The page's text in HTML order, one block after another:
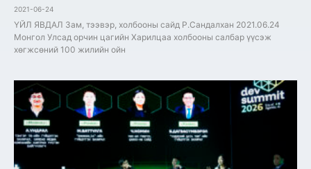
2021-06-24
ҮЙЛ ЯВДАЛ Зам, тээвэр, холбооны сайд Р.Сандалхан 2021.06.24
Монгол Улсад орчин цагийн Харилцаа холбооны салбар үүсэж
хөгжсөний 100 жилийн ойн